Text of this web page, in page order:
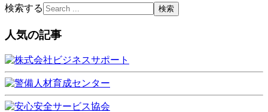
検索する
人気の記事